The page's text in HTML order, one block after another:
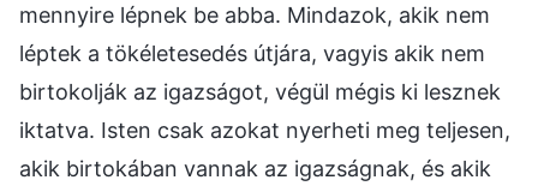
mennyire lépnek be abba. Mindazok, akik nem
léptek a tökéletesedés útjára, vagyis akik nem
birtokolják az igazságot, végül mégis ki lesznek
iktatva. Isten csak azokat nyerheti meg teljesen,
akik birtokában vannak az igazságnak, és akik